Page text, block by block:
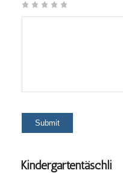
1
2
3
4
5
Kindergartentäschli